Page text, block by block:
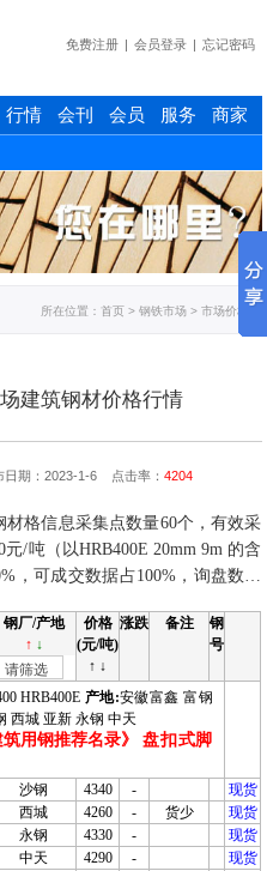
免费注册 会员登录 忘记密码
行情 会刊 会员 服务 商家
所在位置： 首页> 钢铁市场 > 市场价格
建筑钢材价格行情
期：2023-1-6 点击率： 4204
材格信息采集点数量60个，有效采
/吨（以HRB400E 20mm 9m 的含
，可成交数据占100%，询盘数据
钢厂/产地
↑ ↓
请筛选
价格
(元/吨)
↑ ↓
涨跌 备注
钢
号
HRB400E 产地:安徽富鑫 富钢
西城 亚新 永钢 中天
筑用钢推荐名录》
盘扣式脚
沙钢 4340 -
现货
西城 4260 - 货少
现货
永钢 4330 -
现货
中天 4290 -
现货